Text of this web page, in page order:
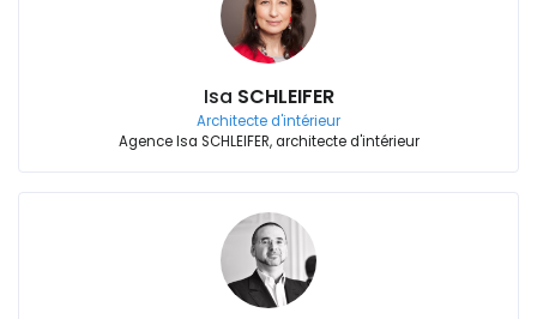
Isa SCHLEIFER
Architecte d'intérieur
Agence Isa SCHLEIFER, architecte d'intérieur